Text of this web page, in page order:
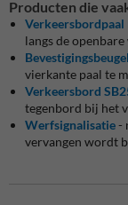
Producten die
Verkeersbordpaal
langs de openbare
vierkante paal te
Verkeersbord
tegenbord bij het
Werfsignalisatie-
vervangen wordt